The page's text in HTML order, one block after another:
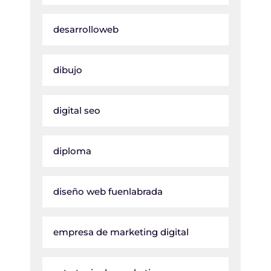
desarrolloweb
dibujo
digital seo
diploma
diseño web fuenlabrada
empresa de marketing digital